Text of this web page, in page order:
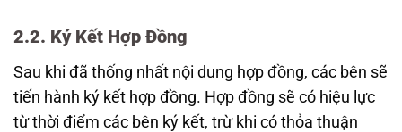
2.2. Ký Kết Hợp Đồng
Sau khi đã thống nhất nội dung hợp đồng, các bên sẽ
tiến hành ký kết hợp đồng. Hợp đồng sẽ có hiệu lực
từ thời điểm các bên ký kết, trừ khi có thỏa thuận